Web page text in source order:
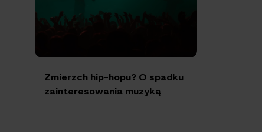
Zmierzch hip-hopu? O spadku
zainteresowania muzyką